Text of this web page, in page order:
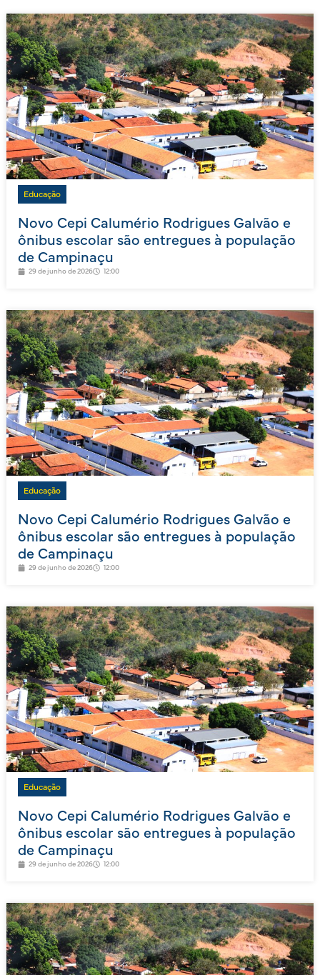
Educação
Novo Cepi Calumério Rodrigues Galvão e
ônibus escolar são entregues à população
de Campinaçu
29 de junho de 2026 12:00
Educação
Novo Cepi Calumério Rodrigues Galvão e
ônibus escolar são entregues à população
de Campinaçu
29 de junho de 2026 12:00
Educação
Novo Cepi Calumério Rodrigues Galvão e
ônibus escolar são entregues à população
de Campinaçu
29 de junho de 2026 12:00